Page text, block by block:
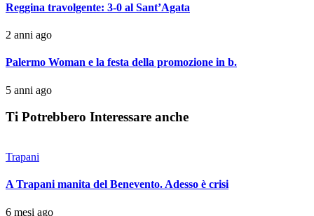
Reggina travolgente: 3-0 al Sant’Agata
2 anni ago
Palermo Woman e la festa della promozione in b.
5 anni ago
Ti Potrebbero Interessare anche
Trapani
A Trapani manita del Benevento. Adesso è crisi
6 mesi ago